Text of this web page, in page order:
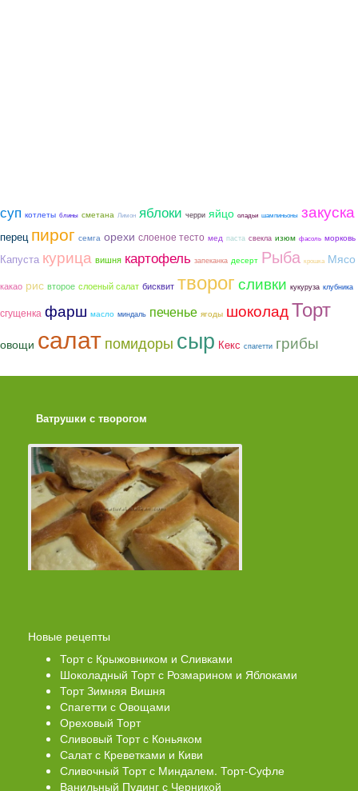
суп котлеты блины сметана Лимон яблоки черри яйцо оладьи шампиньоны закуска
перец пирог семга орехи слоеное тесто мед паста свекла изюм фасоль морковь
Капуста курица вишня картофель запеканка десерт Рыба крошка Мясо
какао рис второе слоеный салат бисквит творогсливки кукуруза клубника
сгущенка фарш масло миндаль печенье ягоды шоколадТорт
овощи салатпомидоры сыр Кекс спагетти грибы
Ватрушки с творогом
Новые рецепты
Торт с Крыжовником и Сливками
Шоколадный Торт с Розмарином и Яблоками
Торт Зимняя Вишня
Спагетти с Овощами
Ореховый Торт
Сливовый Торт с Коньяком
Салат с Креветками и Киви
Сливочный Торт с Миндалем. Торт-Суфле
Ванильный Пудинг с Черникой